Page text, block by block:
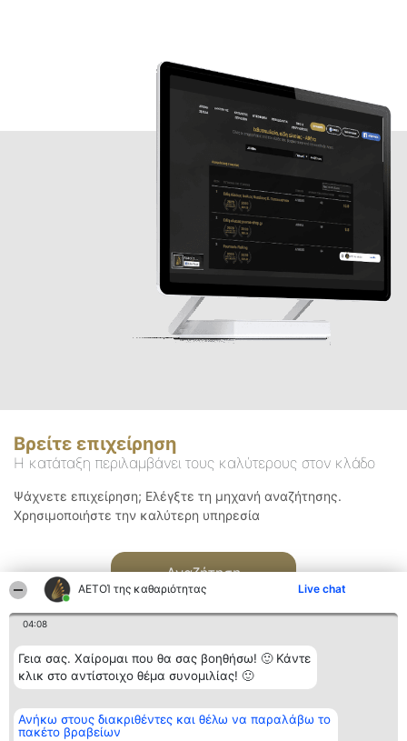
ΑΕΤΟΊ της καθαριότητας Live chat
04:08
Γεια σας. Χαίρομαι που θα σας βοηθήσω! 🙂 Κάντε
κλικ στο αντίστοιχο θέμα συνομιλίας! 🙂
Ανήκω στους διακριθέντες και θέλω να παραλάβω το
πακέτο βραβείων
Βρείτε επιχείρηση
Η κατάταξη περιλαμβάνει τους καλύτερους στον κλάδο
Ψάχνετε επιχείρηση; Ελέγξτε τη μηχανή αναζήτησης.
Χρησιμοποιήστε την καλύτερη υπηρεσία
Αναζήτηση
Διοργανωτής της
κατάταξης
BEAUTIFUL COMPANY
Κατάταξη
Διακριθέντες
Επικοινωνία
Επικοινωνία